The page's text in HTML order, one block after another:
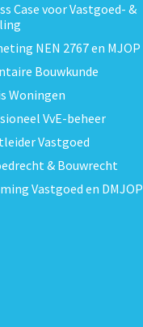
Case voor Vastgoed- &
NEN 2767 en MJOP
Bouwkunde
Woningen
VvE-beheer
Vastgoed
& Bouwrecht
Vastgoed en DMJOP